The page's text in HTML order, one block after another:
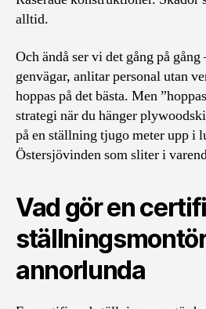
alltid.
Och ändå ser vi det gång på
genvägar, anlitar personal utan
hoppas på det bästa. Men
strategi när du hänger
på en ställning tjugo meter upp i
Östersjövinden som sliter i
Vad gör en
annorlunda